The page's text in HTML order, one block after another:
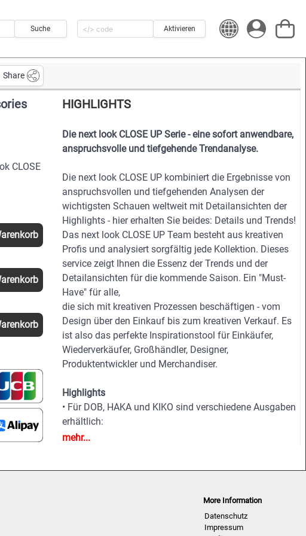
Suche Aktivieren
Share
CLOSE
HIGHLIGHTS
Die next look CLOSE UP Serie - eine sofort anwendbare,
anspruchsvolle und tiefgehende Trendanalyse.
Die next look CLOSE UP kombiniert die Ergebnisse von
anspruchsvollen und tiefgehenden Analysen der
wichtigsten Schauen weltweit mit Detailansichten der
Highlights - hier erhalten Sie beides: Details und Trends!
Das next look CLOSE UP Team besteht aus kreativen
Profis und analysiert sorgfältig jede Kollektion. Dieses
service zeigt Ihnen die Essenz der Trends und der
Detailansichten für die kommende Saison. Ein "Must-
Have" für alle,
die sich mit kreativen Prozessen beschäftigen - vom
Design über den Einkauf bis zum kreativen Verkauf. Es
ist also das perfekte Inspirationstool für Einkäufer,
Wiederverkäufer, Großhändler, Designer,
Produktentwickler und Merchandiser.
Highlights
• Für DOB, HAKA und KIKO sind verschiedene Ausgaben
erhältlich:
• Über 500 Fotos
mehr...
More Information
Datenschutz
Impressum